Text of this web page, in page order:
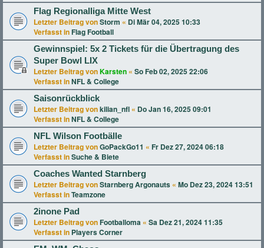
Flag Regionalliga Mitte West
Letzter Beitrag vonStorm « Di Mär 04, 2025 10:33
Verfasst in Flag Football
Gewinnspiel: 5x 2 Tickets für die Übertragung des
Super Bowl LIX
Letzter Beitrag vonKarsten « So Feb 02, 2025 22:06
Verfasst inNFL & College
Saisonrückblick
Letzter Beitrag vonkilian_nfl « Do Jan 16, 2025 09:01
Verfasst inNFL & College
NFL Wilson Footbälle
Letzter Beitrag vonGoPackGo11 « Fr Dez 27, 2024 06:18
Verfasst inSuche & Biete
Coaches Wanted Starnberg
Letzter Beitrag vonStarnberg Argonauts « Mo Dez 23, 2024 13:51
Verfasst inTeamzone
2inone Pad
Letzter Beitrag von Footballoma « Sa Dez 21, 2024 11:35
Verfasst in Players Corner